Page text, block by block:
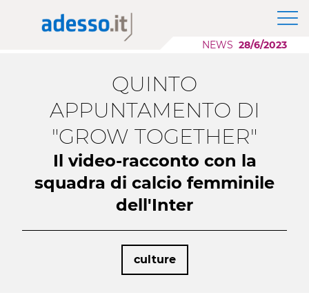
Il Gruppo adesso SE
Sponsorship
Modernizzazione Applicazioni
Sviluppo Applicazioni Low Code
Case History
Eventi
Press
NEWS 28/6/2023
QUINTO
APPUNTAMENTO DI
"GROW TOGETHER"
Il video-racconto con la
squadra di calcio femminile
dell'Inter
culture